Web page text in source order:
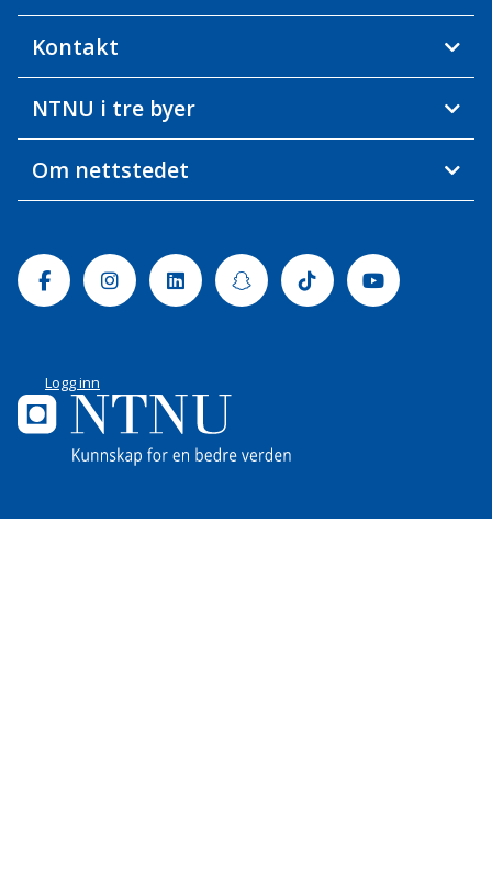
Kontakt
NTNU i tre byer
Om nettstedet
FacebookInstagramLinkedinSnapchatTiktok Youtube
Logg inn